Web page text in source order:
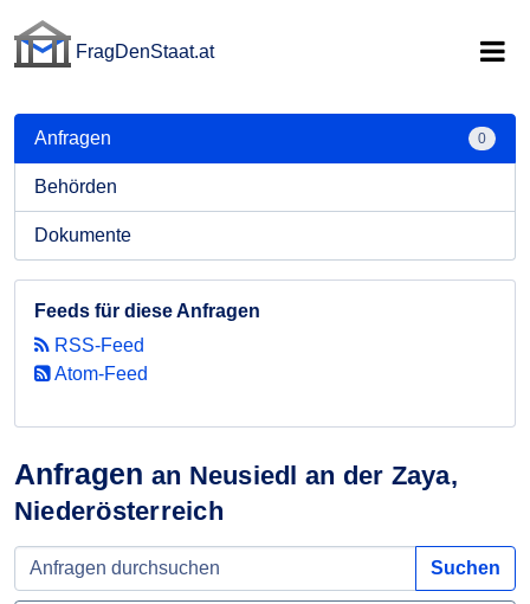
FragDenStaat.at
Anfragen an Neusiedl an der Zaya,
Niederösterreich
Suchen
Anfragen 0
Behörden
Dokumente
Feeds für diese Anfragen
RSS-Feed
Atom-Feed